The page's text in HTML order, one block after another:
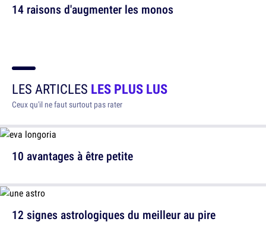
14 raisons d'augmenter les monos
LES ARTICLES LES PLUS LUS
Ceux qu'il ne faut surtout pas rater
10 avantages à être petite
12 signes astrologiques du meilleur au pire